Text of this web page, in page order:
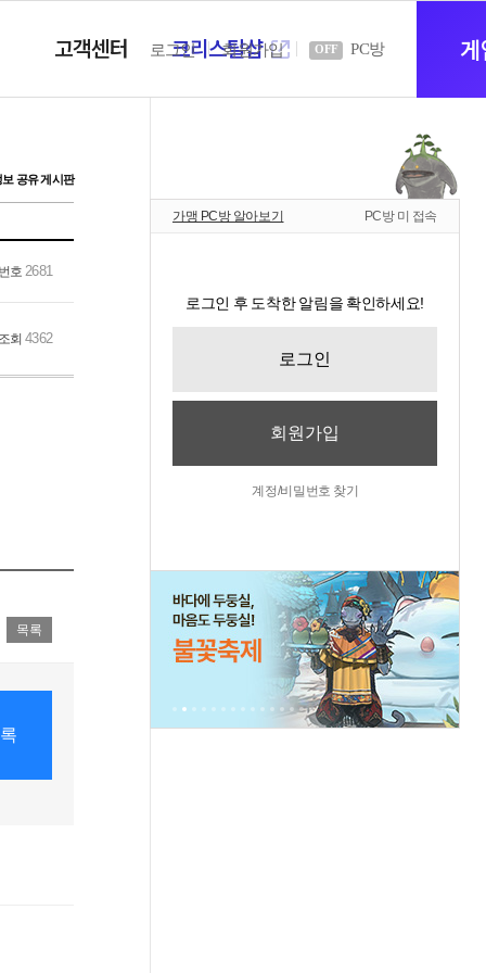
고객센터 크리스탈샵새
로그인 회원가입 OFF PC방
보 공유 게시판
번호 2681
조회 4362
가맹 PC방 알아보기 PC방 미 접속
로그인 후 도착한 알림을 확인하세요!
로그인
회원가입
계정/비밀번호 찾기